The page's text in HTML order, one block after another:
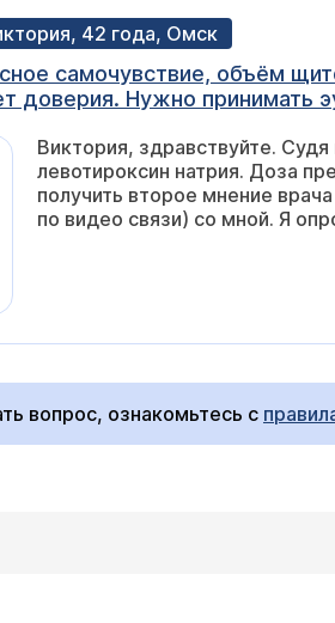
42 года, Омск
самочувствие, объём
доверия. Нужно принимать
Виктория, здравствуйте.
левотироксин натрия. Доза
получить второе мнение
по видео связи) со мной. Я
вопрос, ознакомьтесь с